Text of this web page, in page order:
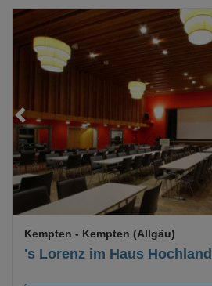
's Lorenz im Haus Hochland
Kempten - Kempten (Allgäu)